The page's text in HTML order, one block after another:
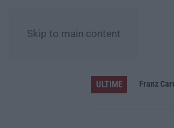
Skip to main content
ULTIME Franz